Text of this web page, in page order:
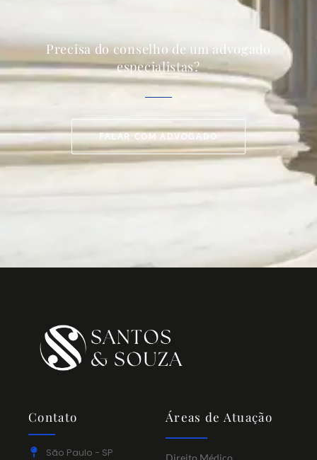
Precisa do conselho de um advogado
especialistas?
FALAR COM ADVOGADO
Contato
São Paulo - SP
Áreas de Atuação
Direito Médico